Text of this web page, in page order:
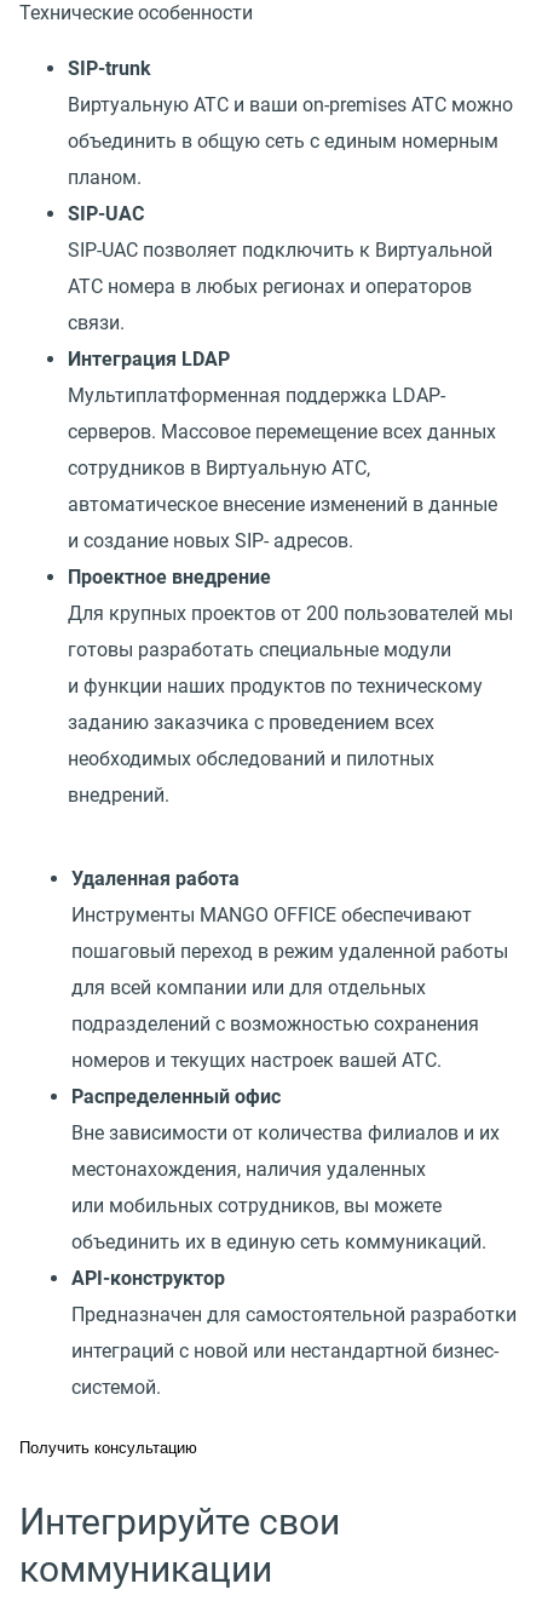
Технические особенности
SIP-trunk
Виртуальную АТС и ваши on-premises АТС можно
объединить в общую сеть с единым номерным
планом.
SIP-UAC
SIP-UAC позволяет подключить к Виртуальной
АТС номера в любых регионах и операторов
связи.
Интеграция LDAP
Мультиплатформенная поддержка LDAP-
серверов. Массовое перемещение всех данных
сотрудников в Виртуальную АТС,
автоматическое внесение изменений в данные
и создание новых SIP- адресов.
Проектное внедрение
Для крупных проектов от 200 пользователей мы
готовы разработать специальные модули
и функции наших продуктов по техническому
заданию заказчика с проведением всех
необходимых обследований и пилотных
внедрений.
Удаленная работа
Инструменты MANGO OFFICE обеспечивают
пошаговый переход в режим удаленной работы
для всей компании или для отдельных
подразделений с возможностью сохранения
номеров и текущих настроек вашей АТС.
Распределенный офис
Вне зависимости от количества филиалов и их
местонахождения, наличия удаленных
или мобильных сотрудников, вы можете
объединить их в единую сеть коммуникаций.
API-конструктор
Предназначен для самостоятельной разработки
интеграций с новой или нестандартной бизнес-
системой.
Получить консультацию
Интегрируйте свои
коммуникации